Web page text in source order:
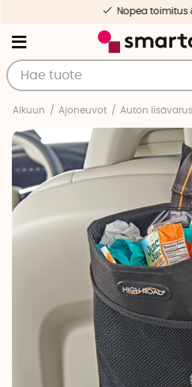
Nopea toimitus &
Alkuun Ajoneuvot Auton